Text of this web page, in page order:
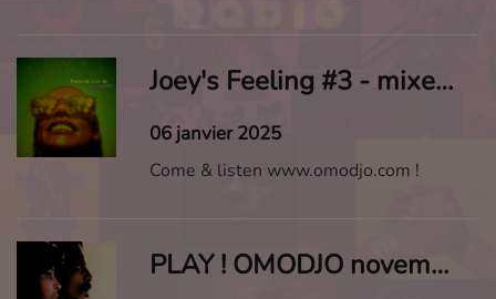
Joey's Feeling #3 - mixed live by omodjo
06 janvier 2025
Come & listen www.omodjo.com !
PLAY ! OMODJO novembre 2024